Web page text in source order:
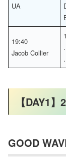
UA
19:40
Jacob Collier
.
【DAY1
GOOD